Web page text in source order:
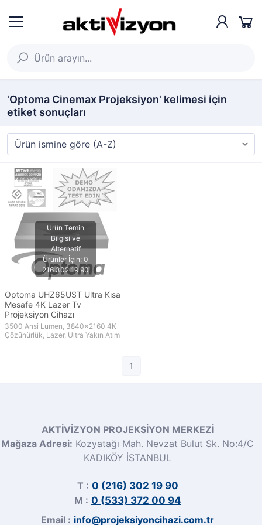
'Optoma Cinemax Projeksiyon' kelimesi için
etiket sonuçları
Optoma UHZ65UST Ultra Kısa
Mesafe 4K Lazer Tv
Projeksiyon Cihazı
3500 Ansi Lumen, 3840x2160 4K
Çözünürlük, Lazer, Ultra Yakın Atım
1
AKTİVİZYON PROJEKSİYON MERKEZİ
Mağaza Adresi: Kozyatağı Mah. Nevzat Bulut Sk. No:4/C
KADIKÖY İSTANBUL
T : 0 (216) 302 19 90
M : 0 (533) 372 00 94
Email : info@projeksiyoncihazi.com.tr